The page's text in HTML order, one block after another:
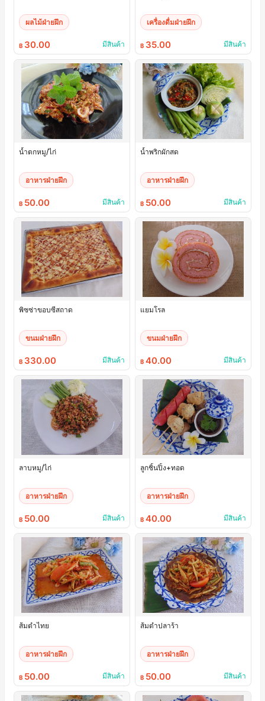
ผลไม้ฝ่ายฝึก
฿ 30.00 มีสินค้า
เครื่องดื่มฝ่ายฝึก
฿ 35.00 มีสินค้า
น้ำตกหมู/ไก่
อาหารฝ่ายฝึก
฿ 50.00 มีสินค้า
น้ำพริกผักสด
อาหารฝ่ายฝึก
฿ 50.00 มีสินค้า
พิซซ่าขอบซีสถาด
ขนมฝ่ายฝึก
฿ 330.00 มีสินค้า
แยมโรล
ขนมฝ่ายฝึก
฿ 40.00 มีสินค้า
ลาบหมู/ไก่
อาหารฝ่ายฝึก
฿ 50.00 มีสินค้า
ลูกชิ้นปิ้ง+ทอด
อาหารฝ่ายฝึก
฿ 40.00 มีสินค้า
ส้มตำไทย
อาหารฝ่ายฝึก
฿ 50.00 มีสินค้า
ส้มตำปลาร้า
อาหารฝ่ายฝึก
฿ 50.00 มีสินค้า